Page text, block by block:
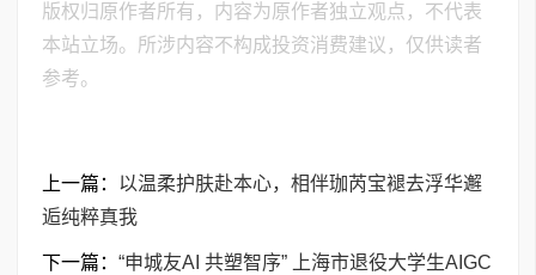
版权归原作者所有，内容为原作者独立观点，不代表
本站立场。所涉内容不构成投资消费建议，仅供读者
参考。
上一篇： 以温柔护肤赴本心，相伴珈芮宝褪去浮华邂
逅纯粹真我
下一篇： “申城友AI 共塑智序” 上海市退役大学生AIGC